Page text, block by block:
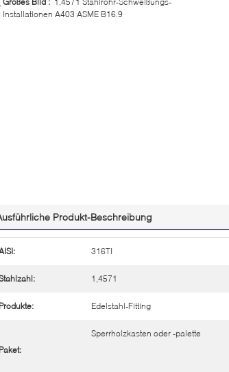
Installationen A403 ASME B16.9
Produkt-Beschreibung
316TI
1,4571
Produkte: Edelstahl-Fitting
Paket:
Sperrholzkasten oder -palette